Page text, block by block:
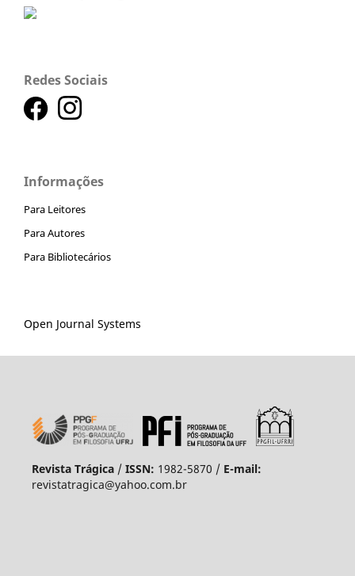
Redes Sociais
Informações
Para Leitores
Para Autores
Para Bibliotecários
Open Journal Systems
Revista Trágica/ ISSN: 1982-5870 / E-mail:
revistatragica@yahoo.com.br